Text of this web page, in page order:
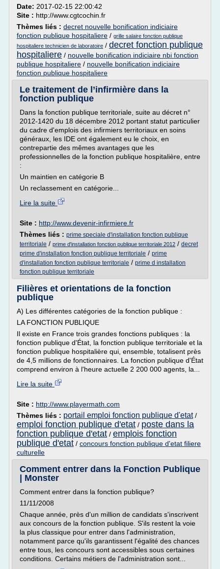
Date: 2017-02-15 22:00:42
Site : http://www.cgtcochin.fr
Thèmes liés : decret nouvelle bonification indiciaire
fonction publique hospitaliere / grille salaire fonction publique
hospitaliere technicien de laboratoire / decret fonction publique
hospitaliere / nouvelle bonification indiciaire nbi fonction
publique hospitaliere / nouvelle bonification indiciaire
fonction publique hospitaliere
Le traitement de l’infirmière dans la
fonction publique
Dans la fonction publique territoriale, suite au décret n°
2012-1420 du 18 décembre 2012 portant statut particulier
du cadre d'emplois des infirmiers territoriaux en soins
généraux, les IDE ont également eu le choix, en
contrepartie des mêmes avantages que les
professionnelles de la fonction publique hospitalière, entre
:
Un maintien en catégorie B
Un reclassement en catégorie...
Lire la suite
Site : http://www.devenir-infirmiere.fr
Thèmes liés : prime speciale d'installation fonction publique
territoriale / prime d'installation fonction publique territoriale 2012 / decret
prime d'installation fonction publique territoriale / prime
d'installation fonction publique territoriale / prime d installation
fonction publique territoriale
Filières et orientations de la fonction
publique
A) Les différentes catégories de la fonction publique :
LA FONCTION PUBLIQUE
Il existe en France trois grandes fonctions publiques : la
fonction publique d'État, la fonction publique territoriale et la
fonction publique hospitalière qui, ensemble, totalisent près
de 4,5 millions de fonctionnaires. La fonction publique d'État
comprend environ à l'heure actuelle 2 200 000 agents, la...
Lire la suite
Site : http://www.playermath.com
Thèmes liés : portail emploi fonction publique d'etat/
emploi fonction publique d'etat / poste dans la
fonction publique d'etat / emplois fonction
publique d'etat / concours fonction publique d'etat filiere
culturelle
Comment entrer dans la Fonction Publique
| Monster
Comment entrer dans la fonction publique?
11/11/2008
Chaque année, près d'un million de candidats s'inscrivent
aux concours de la fonction publique. S'ils restent la voie
la plus classique pour entrer dans l'administration,
notamment parce qu'ils garantissent l'égalité des chances
entre tous, les concours sont accessibles sous certaines
conditions. Certains métiers de l'administration sont...